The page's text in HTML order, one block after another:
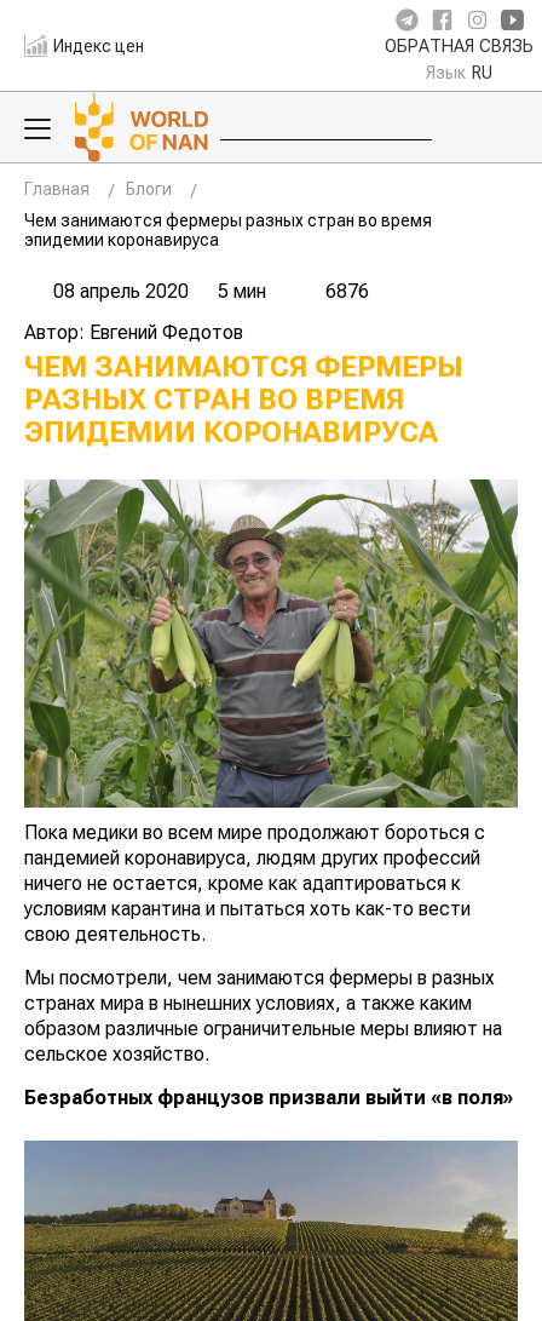
Индекс цен ОБРАТНАЯ СВЯЗЬ
Язык RU
Главная
Блоги
Чем занимаются фермеры разных стран во время
эпидемии коронавируса
08 апрель 2020 5 мин
6876
Автор: Евгений Федотов
ЧЕМ ЗАНИМАЮТСЯ ФЕРМЕРЫ
РАЗНЫХ СТРАН ВО ВРЕМЯ
ЭПИДЕМИИ КОРОНАВИРУСА
Пока медики во всем мире продолжают бороться с
пандемией коронавируса, людям других профессий
ничего не остается, кроме как адаптироваться к
условиям карантина и пытаться хоть как-то вести
свою деятельность.
Мы посмотрели, чем занимаются фермеры в разных
странах мира в нынешних условиях, а также каким
образом различные ограничительные меры влияют на
сельское хозяйство.
Безработных французов призвали выйти «в поля»